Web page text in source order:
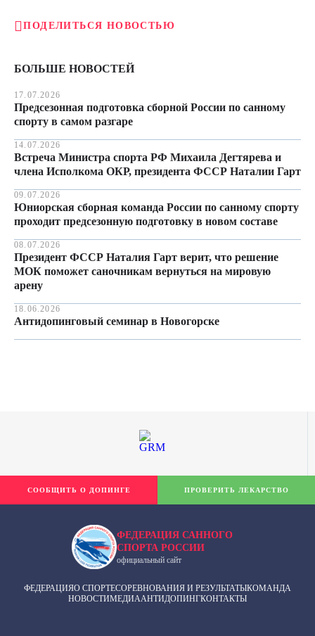
ПОДЕЛИТЬСЯ НОВОСТЬЮ
БОЛЬШЕ НОВОСТЕЙ
17.07.2026
Предсезонная подготовка сборной России по санному
спорту в самом разгаре
14.07.2026
Встреча Министра спорта РФ Михаила Дегтярева и
члена Исполкома ОКР, президента ФССР Наталии Гарт
09.07.2026
Юниорская сборная команда России по санному спорту
проходит предсезонную подготовку в новом составе
08.07.2026
Президент ФССР Наталия Гарт верит, что решение
МОК поможет саночникам вернуться на мировую
арену
18.06.2026
Антидопинговый семинар в Новогорске
ФЕДЕРАЦИЯ САННОГО
СПОРТА РОССИИ
официальный сайт
ФЕДЕРАЦИЯО СПОРТЕСОРЕВНОВАНИЯ И РЕЗУЛЬТАТЫКОМАНДА
НОВОСТИМЕДИААНТИДОПИНГКОНТАКТЫ
СООБЩИТЬ О ДОПИНГЕ ПРОВЕРИТЬ ЛЕКАРСТВО